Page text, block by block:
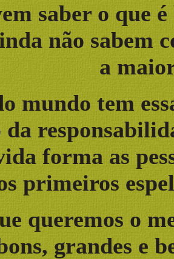
saber o que
não sabem
a
mundo tem
da
forma as
primeiros
queremos o
grandes e